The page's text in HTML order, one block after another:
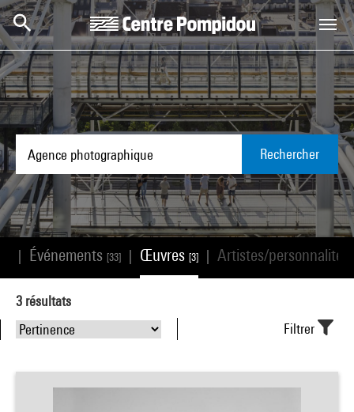
Aller au contenu principal
Centre Pompidou
Rechercher
Événements [33] Œuvres [3] Artistes/personnalités
3 résultats
Filtrer